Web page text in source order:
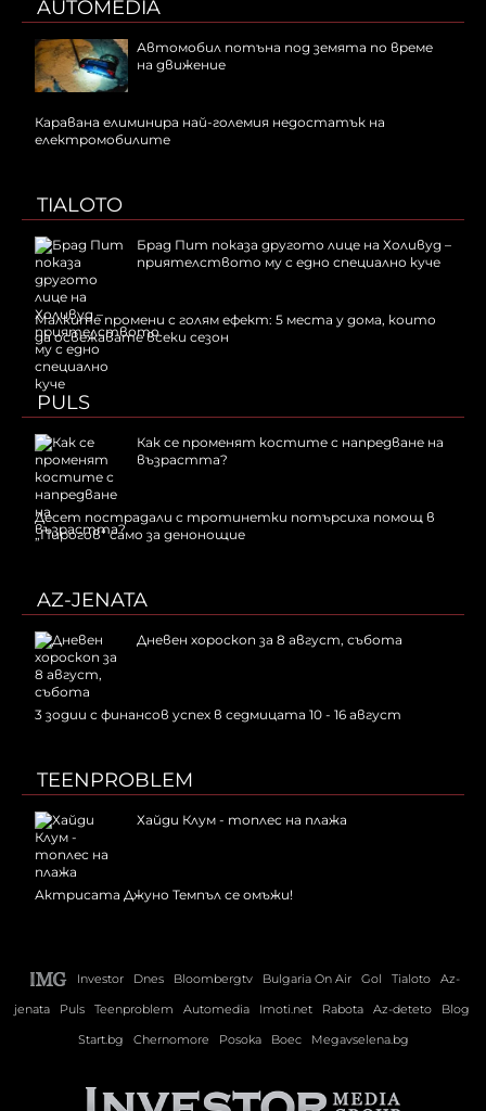
AUTOMEDIA
Автомобил потъна под земята по време
на движение
Каравана елиминира най-големия недостатък на
електромобилите
TIALOTO
Брад Пит показа другото лице на Холивуд –
приятелството му с едно специално куче
Малките промени с голям ефект: 5 места у дома, които
да освежавате всеки сезон
PULS
Как се променят костите с напредване на
възрастта?
Десет пострадали с тротинетки потърсиха помощ в
„Пирогов“ само за денонощие
AZ-JENATA
Дневен хороскоп за 8 август, събота
3 зодии с финансов успех в седмицата 10 - 16 август
TEENPROBLEM
Хайди Клум - топлес на плажа
Актрисата Джуно Темпъл се омъжи!
Investor Dnes Bloombergtv Bulgaria On Air Gol Tialoto
Az-
jenata
Puls Teenproblem Automedia Imoti.net Rabota Az-deteto
Blog
Start.bg
Chernomore Posoka Boec Megavselena.bg